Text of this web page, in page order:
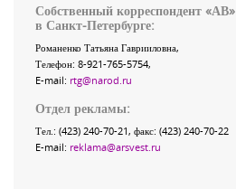
Собственный корреспондент «АВ»
в Санкт-Петербурге:
Романенко Татьяна Гаврииловна,
Телефон: 8-921-765-5754,
E-mail: rtg@narod.ru
Отдел рекламы:
Тел.: (423) 240-70-21, факс: (423) 240-70-22
E-mail: reklama@arsvest.ru